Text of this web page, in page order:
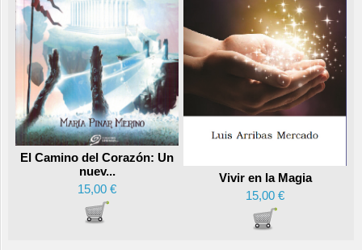
El Camino del Corazón: Un
nuev...
15,00 €
Vivir en la Magia
15,00 €